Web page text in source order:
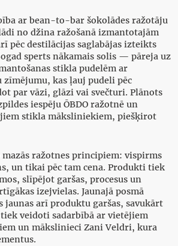
ar bean-to-bar šokolādes ražotāju
no džina ražošanā izmantotajām
pēc destilācijas saglabājas izteikts
sperts nākamais solis — pāreja uz
stikla pudelēm ar
kas ļauj pudeli pēc
par vāzi, glāzi vai svečturi. Plānots
iespēju ŌBDO ražotnē un
stikla māksliniekiem, piešķirot
mazās ražotnes principiem: vispirms
un tikai pēc tam cena. Produkti tiek
slīpējot garšas, procesus un
izejvielas. Jaunajā posmā
jaunas arī produktu garšas, savukārt
veidoti sadarbībā ar vietējiem
un mākslinieci Zani Veldri, kura